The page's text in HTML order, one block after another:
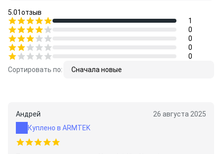
5.01отзыв
1
0
0
0
0
Сортировать по:
Сначала новые
Андрей
26 августа 2025
Куплено в ARMTEK